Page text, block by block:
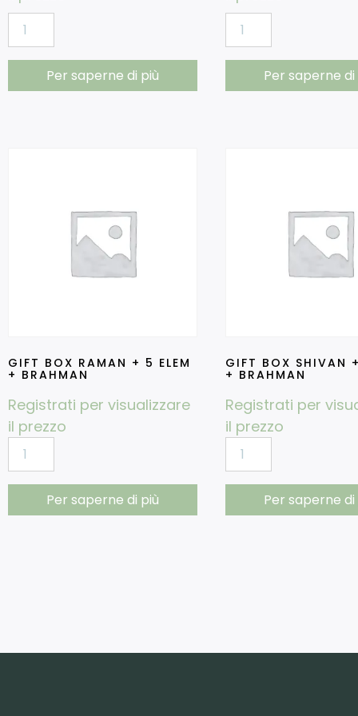
Per saperne di più Per saperne di
GIFT BOX RAMAN + 5 ELEM
+ BRAHMAN
Registrati per visualizzare
il prezzo
Per saperne di più
GIFT BOX SHIVAN
+ BRAHMAN
Registrati per
il prezzo
Per saperne di